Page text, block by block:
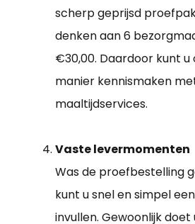
scherp geprijsd
denken aan 6
€30,00. Daardoor kunt
manier kennismaken
maaltijdservices.
Vaste levermomenten
Was de proefbestelling
kunt u snel en simpel
invullen. Gewoonlijk doet